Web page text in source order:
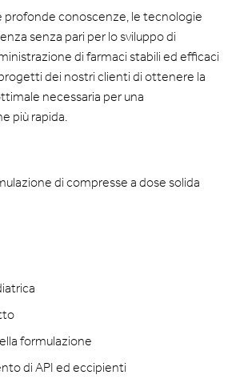
profonde conoscenze, le tecnologie
senza pari per lo sviluppo di
di farmaci stabili ed efficaci
dei nostri clienti di ottenere la
necessaria per una
più rapida.
di compresse a dose solida
formulazione
di API ed eccipienti